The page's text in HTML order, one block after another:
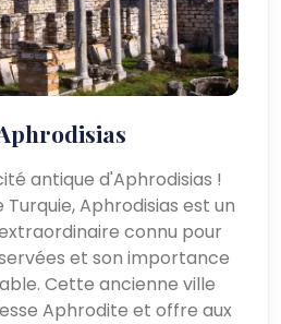
antique d'Aphrodisias !
Aphrodisias est un
connu pour
et son importance
Cette ancienne ville
Aphrodite et offre aux